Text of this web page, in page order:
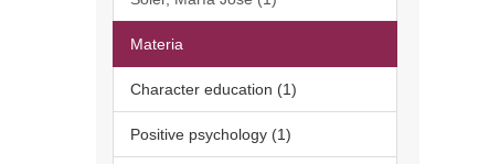
Materia
Character education (1)
Positive psychology (1)